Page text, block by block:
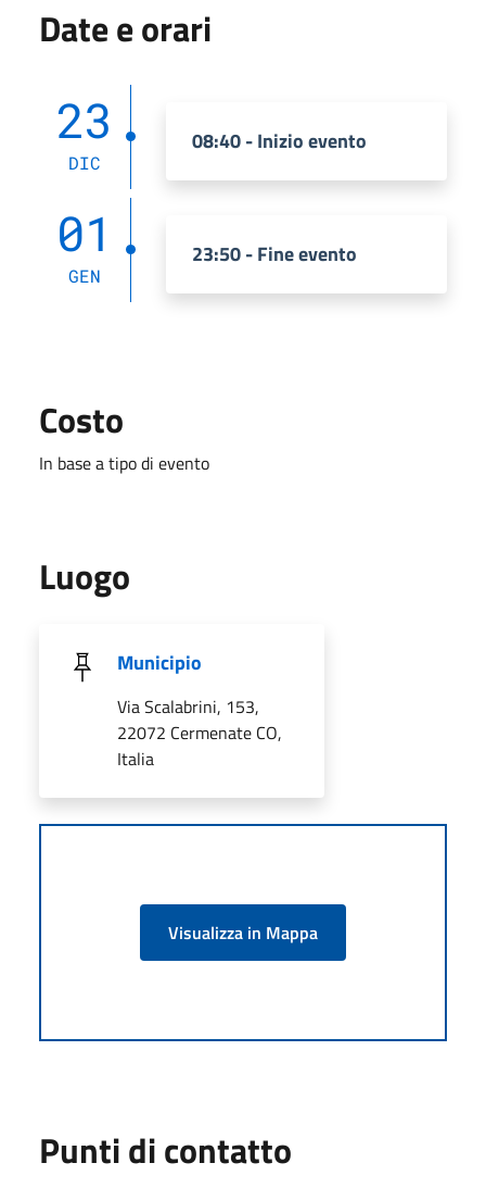
Date e orari
23
DIC
08:40 - Inizio evento
01
GEN
23:50 - Fine evento
Costo
In base a tipo di evento
Luogo
Municipio
Via Scalabrini, 153,
22072 Cermenate CO,
Italia
Visualizza in Mappa
Punti di contatto